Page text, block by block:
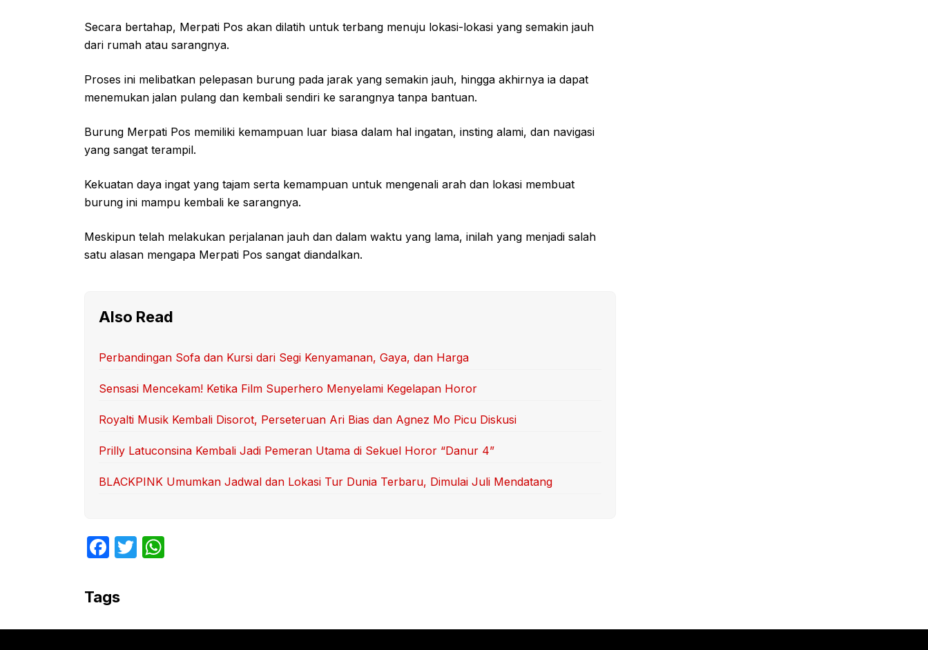
Secara bertahap, Merpati Pos akan dilatih untuk terbang menuju lokasi-lokasi yang semakin jauh
dari rumah atau sarangnya.
Proses ini melibatkan pelepasan burung pada jarak yang semakin jauh, hingga akhirnya ia dapat
menemukan jalan pulang dan kembali sendiri ke sarangnya tanpa bantuan.
Burung Merpati Pos memiliki kemampuan luar biasa dalam hal ingatan, insting alami, dan navigasi
yang sangat terampil.
Kekuatan daya ingat yang tajam serta kemampuan untuk mengenali arah dan lokasi membuat
burung ini mampu kembali ke sarangnya.
Meskipun telah melakukan perjalanan jauh dan dalam waktu yang lama, inilah yang menjadi salah
satu alasan mengapa Merpati Pos sangat diandalkan.
Also Read
Perbandingan Sofa dan Kursi dari Segi Kenyamanan, Gaya, dan Harga
Sensasi Mencekam! Ketika Film Superhero Menyelami Kegelapan Horor
Royalti Musik Kembali Disorot, Perseteruan Ari Bias dan Agnez Mo Picu Diskusi
Prilly Latuconsina Kembali Jadi Pemeran Utama di Sekuel Horor “Danur 4”
BLACKPINK Umumkan Jadwal dan Lokasi Tur Dunia Terbaru, Dimulai Juli Mendatang
F
c
e
b
T
A
Tags